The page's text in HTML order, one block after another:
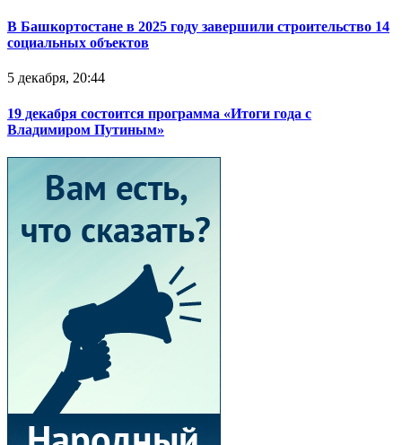
В Башкортостане в 2025 году завершили строительство 14
социальных объектов
5 декабря, 20:44
19 декабря состоится программа «Итоги года с
Владимиром Путиным»